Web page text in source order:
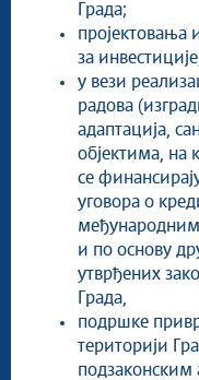
Града;
пројектовања
за инвестиције,
у вези
радова
адаптација,
објектима, на
се
уговора о
и по основу
утврђених
Града,
подршке
територији